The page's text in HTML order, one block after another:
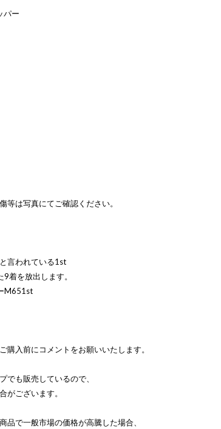
パー
等は写真にてご確認ください。
言われている1st
着を放出します。
M651st
購入前にコメントをお願いいたします。
でも販売しているので、
がございます。
品で一般市場の価格が高騰した場合、